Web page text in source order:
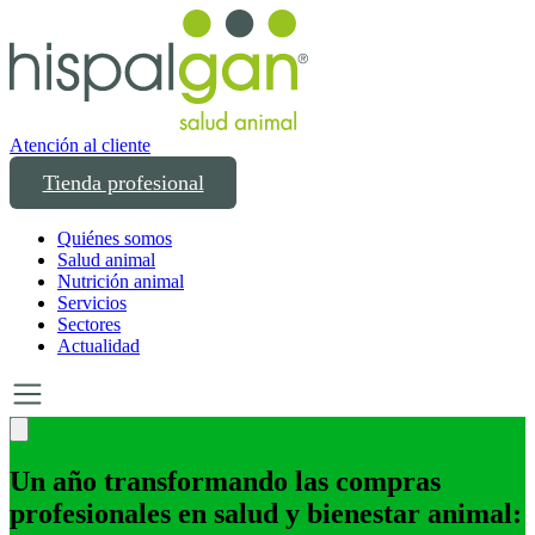
Atención al cliente
Tienda profesional
Quiénes somos
Salud animal
Nutrición animal
Servicios
Sectores
Actualidad
Un año transformando las compras
profesionales en salud y bienestar animal: